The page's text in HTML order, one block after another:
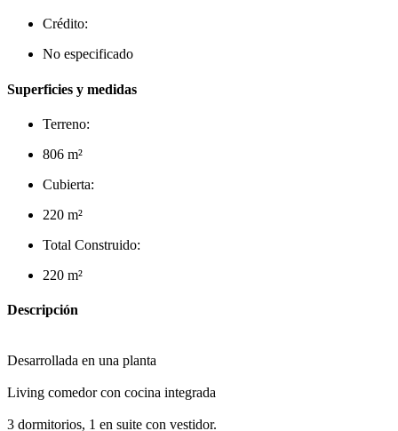
Crédito:
No especificado
Superficies y medidas
Terreno:
806 m²
Cubierta:
220 m²
Total Construido:
220 m²
Descripción
Desarrollada en una planta
Living comedor con cocina integrada
3 dormitorios, 1 en suite con vestidor.